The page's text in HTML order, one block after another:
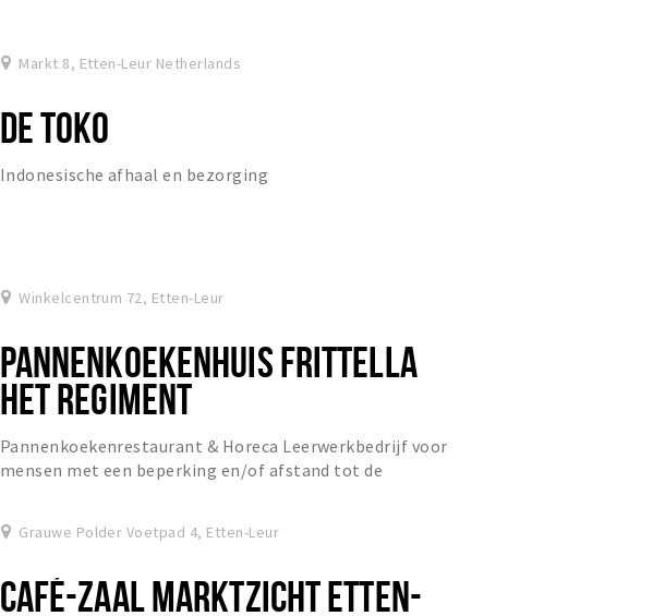
Markt 8, Etten-Leur Netherlands
DE TOKO
Indonesische afhaal en bezorging
Winkelcentrum 72, Etten-Leur
PANNENKOEKENHUIS FRITTELLA
HET REGIMENT
Pannenkoekenrestaurant & Horeca Leerwerkbedrijf voor
mensen met een beperking en/of afstand tot de
Grauwe Polder Voetpad 4, Etten-Leur
CAFÉ-ZAAL MARKTZICHT ETTEN-